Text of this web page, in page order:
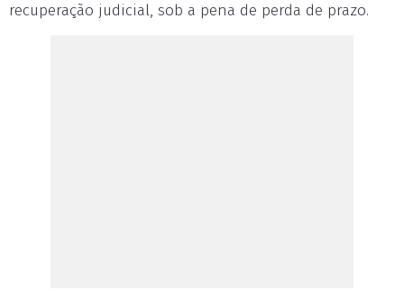
recuperação judicial, sob a pena de perda de prazo.